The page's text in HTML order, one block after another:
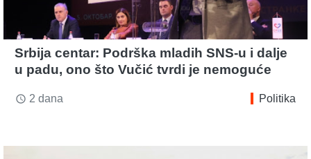
Srbija centar: Podrška mladih SNS-u i dalje
u padu, ono što Vučić tvrdi je nemoguće
access_time 2 dana Politika